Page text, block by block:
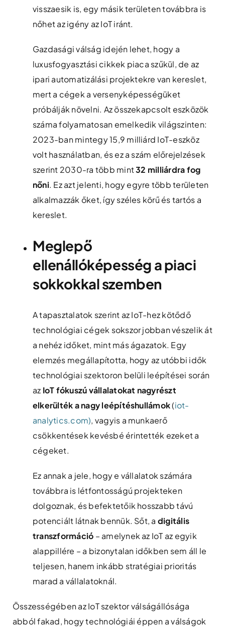
visszaesik is, egy másik területen továbbra is
nőhet az igény az IoT iránt.
Gazdasági válság idején lehet, hogy a
luxusfogyasztási cikkek piaca szűkül, de az
ipari automatizálási projektekre van kereslet,
mert a cégek a versenyképességüket
próbálják növelni. Az összekapcsolt eszközök
száma folyamatosan emelkedik világszinten:
2023-ban mintegy 15,9 milliárd IoT-eszköz
volt használatban, és ez a szám előrejelzések
szerint 2030-ra több mint32 milliárdra fog
nőni​. Ez azt jelenti, hogy egyre több területen
alkalmazzák őket, így széles körű és tartós a
kereslet.
Meglepő
ellenállóképesség a piaci
sokkokkal szemben
A tapasztalatok szerint az IoT-hez kötődő
technológiai cégek sokszor jobban vészelik át
a nehéz időket, mint más ágazatok. Egy
elemzés megállapította, hogy az utóbbi idők
technológiai szektoron belüli leépítései során
az IoT fókuszú vállalatokat nagyrészt
elkerülték a nagy leépítéshullámok​ (iot-
analytics.com), vagyis a munkaerő
csökkentések kevésbé érintették ezeket a
cégeket.
Ez annak a jele, hogy e vállalatok számára
továbbra is létfontosságú projekteken
dolgoznak, és befektetőik hosszabb távú
potenciált látnak bennük. Sőt, a digitális
transzformáció – amelynek az IoT az egyik
alappillére – a bizonytalan időkben sem áll le
teljesen, hanem inkább stratégiai prioritás
marad a vállalatoknál​.
Összességében az IoT szektor válságállósága
abból fakad, hogy technológiái éppen a válságok